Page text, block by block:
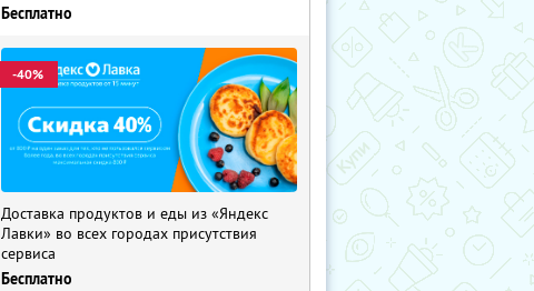
Бесплатно
-40%
Доставка продуктов и еды из «Яндекс
Лавки» во всех городах присутствия
сервиса
Бесплатно